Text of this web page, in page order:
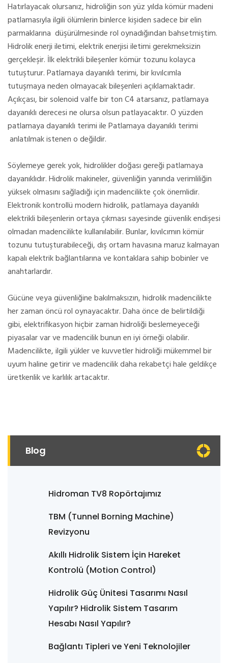
Hatırlayacak olursanız, hidroliğin son yüz yılda kömür madeni
patlamasıyla ilgili ölümlerin binlerce kişiden sadece bir elin
parmaklarına düşürülmesinde rol oynadığından bahsetmiştim.
Hidrolik enerji iletimi, elektrik enerjisi iletimi gerekmeksizin
gerçekleşir. İlk elektrikli bileşenler kömür tozunu kolayca
tutuşturur. Patlamaya dayanıklı terimi, bir kıvılcımla
tutuşmaya neden olmayacak bileşenleri açıklamaktadır.
Açıkçası, bir solenoid valfe bir ton C4 atarsanız, patlamaya
dayanıklı derecesi ne olursa olsun patlayacaktır. O yüzden
patlamaya dayanıklı terimi ile Patlamaya dayanıklı terimi
anlatılmak istenen o değildir.
Söylemeye gerek yok, hidrolikler doğası gereği patlamaya
dayanıklıdır. Hidrolik makineler, güvenliğin yanında verimliliğin
yüksek olmasını sağladığı için madencilikte çok önemlidir.
Elektronik kontrollü modern hidrolik, patlamaya dayanıklı
elektrikli bileşenlerin ortaya çıkması sayesinde güvenlik endişesi
olmadan madencilikte kullanılabilir. Bunlar, kıvılcımın kömür
tozunu tutuşturabileceği, dış ortam havasına maruz kalmayan
kapalı elektrik bağlantılarına ve kontaklara sahip bobinler ve
anahtarlardır.
Gücüne veya güvenliğine bakılmaksızın, hidrolik madencilikte
her zaman öncü rol oynayacaktır. Daha önce de belirtildiği
gibi, elektrifikasyon hiçbir zaman hidroliği beslemeyeceği
piyasalar var ve madencilik bunun en iyi örneği olabilir.
Madencilikte, ilgili yükler ve kuvvetler hidroliği mükemmel bir
uyum haline getirir ve madencilik daha rekabetçi hale geldikçe
üretkenlik ve karlılık artacaktır.
Blog
Hidroman TV8 Ropörtajımız
TBM (Tunnel Borning Machine)
Revizyonu
Akıllı Hidrolik Sistem İçin Hareket
Kontrolü (Motion Control)
Hidrolik Güç Ünitesi Tasarımı Nasıl
Yapılır? Hidrolik Sistem Tasarım
Hesabı Nasıl Yapılır?
Bağlantı Tipleri ve Yeni Teknolojiler